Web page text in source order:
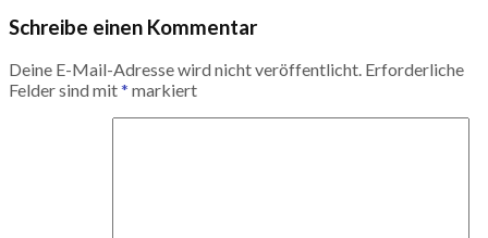
Schreibe einen Kommentar
Deine E-Mail-Adresse wird nicht veröffentlicht. Erforderliche
Felder sind mit* markiert